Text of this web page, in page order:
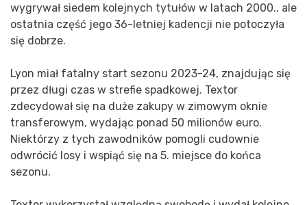
wygrywał siedem kolejnych tytułów w latach 2000., ale
ostatnia część jego 36-letniej kadencji nie potoczyła
się dobrze.
Lyon miał fatalny start sezonu 2023-24, znajdując się
przez długi czas w strefie spadkowej. Textor
zdecydował się na duże zakupy w zimowym oknie
transferowym, wydając ponad 50 milionów euro.
Niektórzy z tych zawodników pomogli cudownie
odwrócić losy i wspiąć się na 5. miejsce do końca
sezonu.